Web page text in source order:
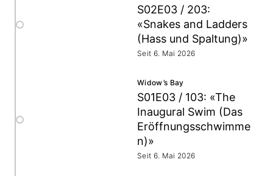
S02E03 / 203:
«Snakes and Ladders
(Hass und Spaltung)»
Seit 6. Mai 2026
Widow’s Bay
S01E03 / 103: «The
Inaugural Swim (Das
Eröffnungsschwimme
n)»
Seit 6. Mai 2026